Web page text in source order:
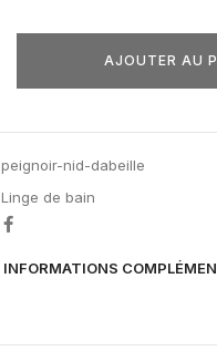
AJOUTER AU
peignoir-nid-dabeille
Linge de bain
INFORMATIONS